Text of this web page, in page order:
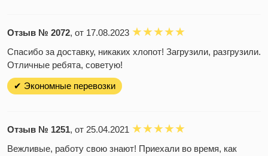
Отзыв № 2072, от 17.08.2023
Спасибо за доставку, никаких хлопот! Загрузили, разгрузили.
Отличные ребята, советую!
✔ Экономные перевозки
Отзыв № 1251, от 25.04.2021
Вежливые, работу свою знают! Приехали во время, как